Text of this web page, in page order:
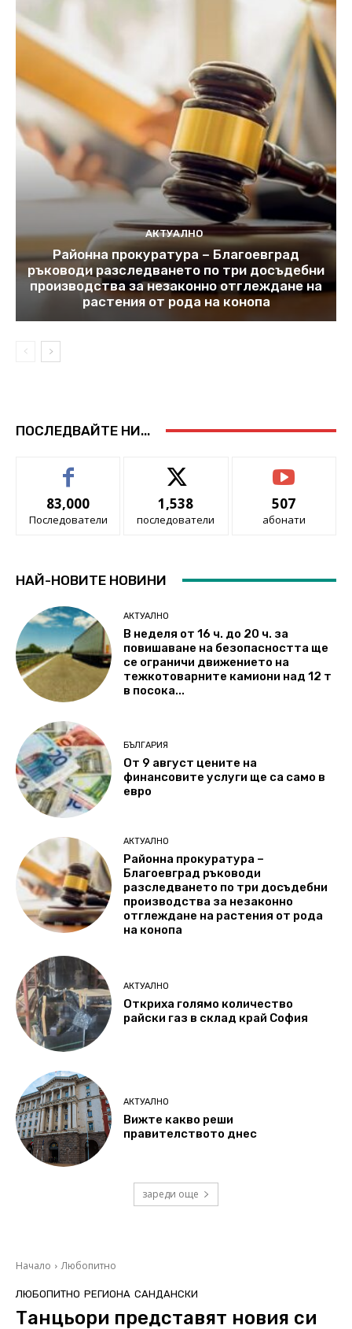
АКТУАЛНО
Районна прокуратура – Благоевград
ръководи разследването по три досъдебни
производства за незаконно отглеждане на
растения от рода на конопа
ПОСЛЕДВАЙТЕ НИ...
83,000
Последователи
1,538
последователи
507
абонати
НАЙ-НОВИТЕ НОВИНИ
АКТУАЛНО
В неделя от 16 ч. до 20 ч. за
повишаване на безопасността ще
се ограничи движението на
тежкотоварните камиони над 12 т
в посока...
БЪЛГАРИЯ
От 9 август цените на
финансовите услуги ще са само в
евро
АКТУАЛНО
Районна прокуратура –
Благоевград ръководи
разследването по три досъдебни
производства за незаконно
отглеждане на растения от рода
на конопа
АКТУАЛНО
Откриха голямо количество
райски газ в склад край София
АКТУАЛНО
Вижте какво реши
правителството днес
зареди още